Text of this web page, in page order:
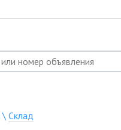
\ Склад